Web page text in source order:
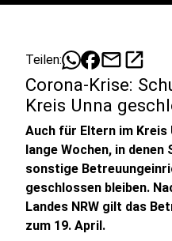
Teilen: mailopen_in_new
Corona-Krise:
Kreis Unna
Auch für Eltern im Kreis
lange Wochen, in denen
sonstige
geschlossen bleiben.
Landes NRW gilt das
zum 19. April.